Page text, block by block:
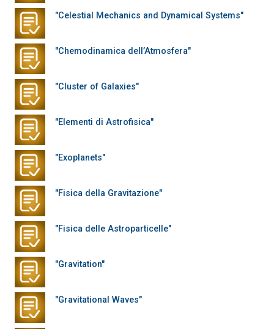
"Celestial Mechanics and Dynamical Systems"
"Chemodinamica dell’Atmosfera"
"Cluster of Galaxies"
"Elementi di Astrofisica"
"Exoplanets"
"Fisica della Gravitazione"
"Fisica delle Astroparticelle"
"Gravitation"
"Gravitational Waves"